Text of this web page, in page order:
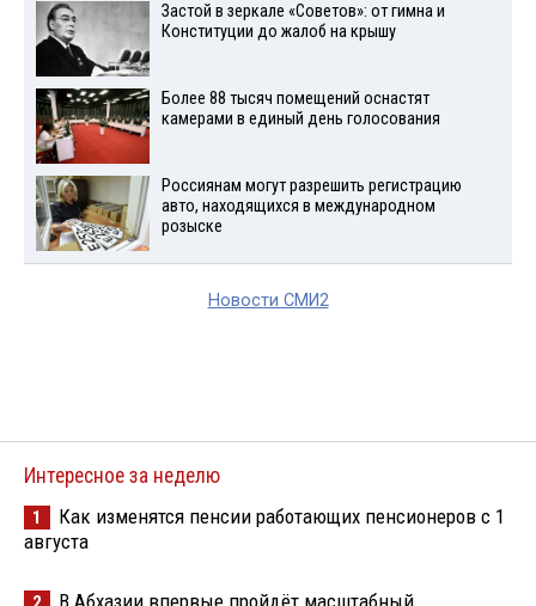
Застой в зеркале «Советов»: от гимна и
Конституции до жалоб на крышу
Более 88 тысяч помещений оснастят
камерами в единый день голосования
Россиянам могут разрешить регистрацию
авто, находящихся в международном
розыске
Новости СМИ2
Интересное за неделю
1
Как изменятся пенсии работающих пенсионеров с 1
августа
В Абхазии впервые пройдёт масштабный